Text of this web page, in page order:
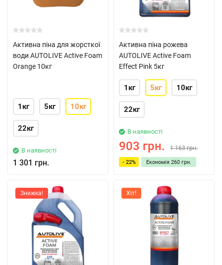
Активна піна для жорсткої
води AUTOLIVE Active Foam
Orange 10кг
1кг 5кг 10кг
22кг
В наявності
1 301 грн.
Активна піна рожева
AUTOLIVE Active Foam
Effect Pink 5кг
1кг 5кг 10кг
22кг
В наявності
903 грн. 1 163 грн.
- 22% Економія 260 грн.
Знижка! Хіт!